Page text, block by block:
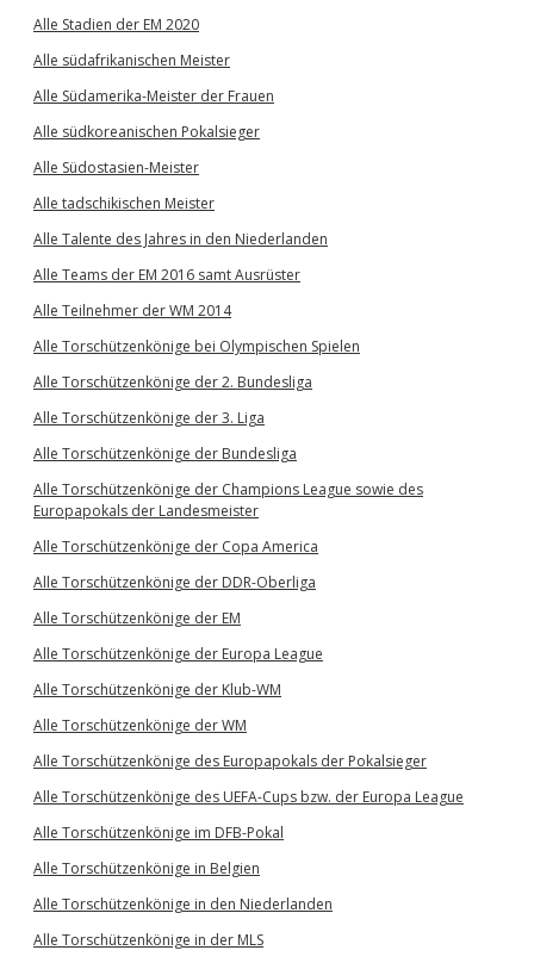
Alle Stadien der EM 2020
Alle südafrikanischen Meister
Alle Südamerika-Meister der Frauen
Alle südkoreanischen Pokalsieger
Alle Südostasien-Meister
Alle tadschikischen Meister
Alle Talente des Jahres in den Niederlanden
Alle Teams der EM 2016 samt Ausrüster
Alle Teilnehmer der WM 2014
Alle Torschützenkönige bei Olympischen Spielen
Alle Torschützenkönige der 2. Bundesliga
Alle Torschützenkönige der 3. Liga
Alle Torschützenkönige der Bundesliga
Alle Torschützenkönige der Champions League sowie des
Europapokals der Landesmeister
Alle Torschützenkönige der Copa America
Alle Torschützenkönige der DDR-Oberliga
Alle Torschützenkönige der EM
Alle Torschützenkönige der Europa League
Alle Torschützenkönige der Klub-WM
Alle Torschützenkönige der WM
Alle Torschützenkönige des Europapokals der Pokalsieger
Alle Torschützenkönige des UEFA-Cups bzw. der Europa League
Alle Torschützenkönige im DFB-Pokal
Alle Torschützenkönige in Belgien
Alle Torschützenkönige in den Niederlanden
Alle Torschützenkönige in der MLS